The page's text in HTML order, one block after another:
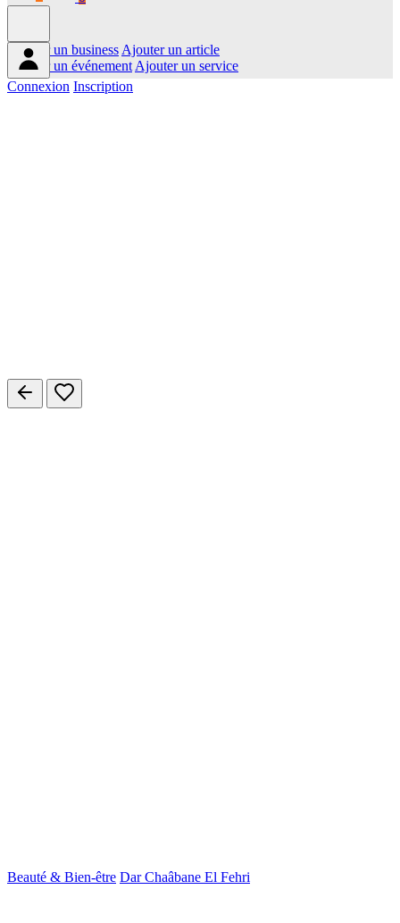
Ajouter un business Ajouter un article
Ajouter un événement Ajouter un service
Connexion Inscription
Beauté & Bien-être Dar Chaâbane El Fehri